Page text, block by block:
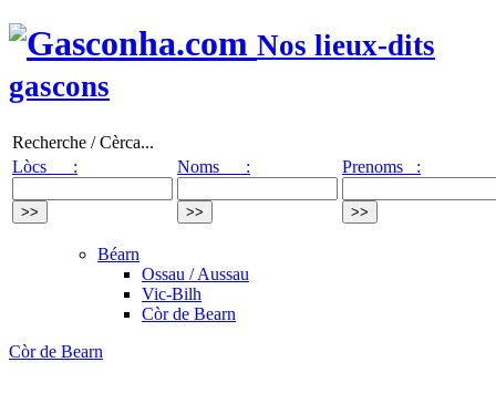
Nos lieux-dits
gascons
Recherche / Cèrca...
Lòcs :
Noms : Prenoms :
Béarn
Ossau / Aussau
Vic-Bilh
Còr de Bearn
Còr de Bearn